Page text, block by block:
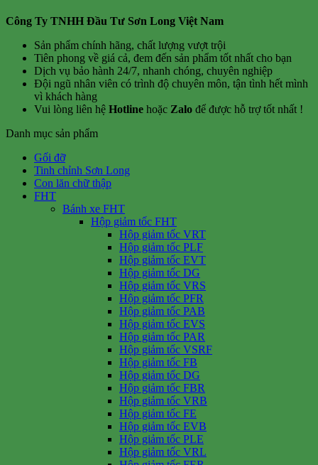
Công Ty TNHH Đầu Tư Sơn Long Việt Nam
Sản phẩm chính hãng, chất lượng vượt trội
Tiên phong về giá cả, đem đến sản phẩm tốt nhất cho bạn
Dịch vụ bảo hành 24/7, nhanh chóng, chuyên nghiệp
Đội ngũ nhân viên có trình độ chuyên môn, tận tình hết mình
vì khách hàng
Vui lòng liên hệ Hotline hoặc Zalo để được hỗ trợ tốt nhất !
Danh mục sản phẩm
Gối đỡ
Tinh chỉnh Sơn Long
Con lăn chữ thập
FHT
Bánh xe FHT
Hộp giảm tốc FHT
Hộp giảm tốc VRT
Hộp giảm tốc PLF
Hộp giảm tốc EVT
Hộp giảm tốc DG
Hộp giảm tốc VRS
Hộp giảm tốc PFR
Hộp giảm tốc PAB
Hộp giảm tốc EVS
Hộp giảm tốc PAR
Hộp giảm tốc VSRF
Hộp giảm tốc FB
Hộp giảm tốc DG
Hộp giảm tốc FBR
Hộp giảm tốc VRB
Hộp giảm tốc FE
Hộp giảm tốc EVB
Hộp giảm tốc PLE
Hộp giảm tốc VRL